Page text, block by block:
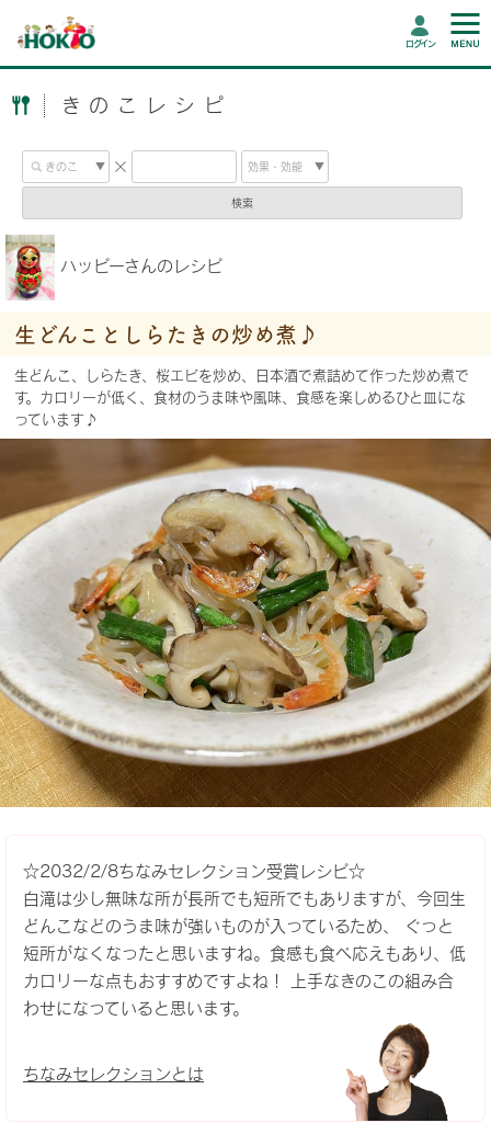
ログイン
きのこレシピ
検索
ハッピーさんのレシピ
生どんことしらたきの炒め煮♪
生どんこ、しらたき、桜エビを炒め、日本酒で煮詰めて作った炒め煮で
す。カロリーが低く、食材のうま味や風味、食感を楽しめるひと皿にな
っています♪
☆2032/2/8ちなみセレクション受賞レシピ☆
白滝は少し無味な所が長所でも短所でもありますが、今回生
どんこなどのうま味が強いものが入っているため、 ぐっと
短所がなくなったと思いますね。食感も食べ応えもあり、低
カロリーな点もおすすめですよね！ 上手なきのこの組み合
わせになっていると思います。
ちなみセレクションとは